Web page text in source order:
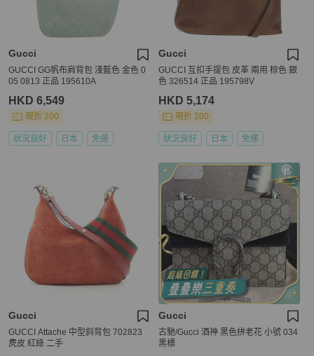
Gucci
GUCCI GG帆布肩背包 淺藍色 金色 0
05 0813 正品 195610A
HKD 6,549
現折 200
狀況良好 日本 免運
Gucci
GUCCI 互扣手提包 皮革 兩用 棕色 銀
色 326514 正品 195798V
HKD 5,174
現折 200
狀況良好 日本 免運
Gucci
GUCCI Attache 中型斜背包 702823
麂皮 紅綠 二手
Gucci
古馳/Gucci 酒神 黑色拼老花 小號 034
黑標